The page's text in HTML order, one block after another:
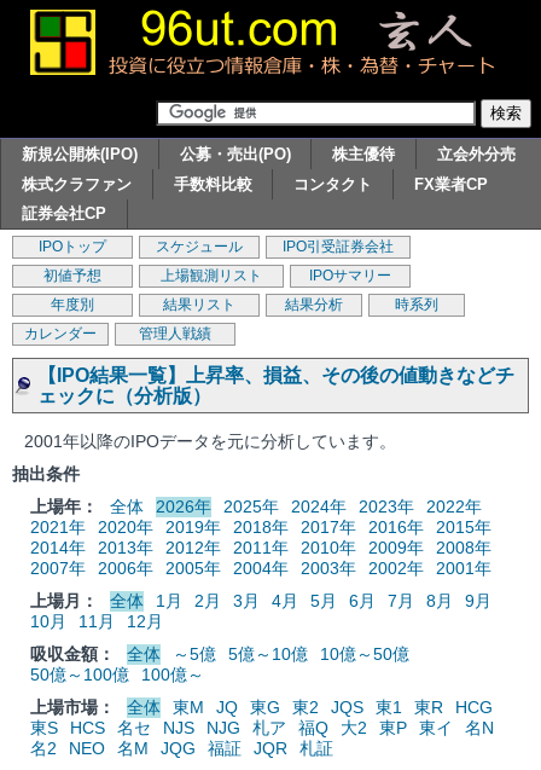
新規公開株(IPO) 公募・売出(PO) 株主優待
立会外分売
株式クラファン
手数料比較 コンタクト
FX業者CP
証券会社CP
IPOトップ スケジュール
IPO引受証券会社
初値予想
上場観測リスト
IPOサマリー
年度別
結果リスト 結果分析
時系列
カレンダー
管理人戦績
【IPO結果一覧】上昇率、損益、その後の値動きなどチ
ェックに（分析版）
2001年以降のIPOデータを元に分析しています。
抽出条件
上場年：
全体 2026年 2025年 2024年 2023年
2022年
2021年
2020年 2019年 2018年 2017年 2016年
2015年
2014年
2013年 2012年 2011年 2010年 2009年
2008年
2007年
2006年 2005年 2004年 2003年 2002年
2001年
上場月：
全体 1月 2月 3月 4月 5月 6月 7月 8月
9月
10月
11月
12月
吸収金額：
全体 ～5億 5億～10億
10億～50億
50億～100億
100億～
上場市場：
全体 東M JQ 東G 東2 JQS 東1 東R
HCG
東S
HCS 名セ NJS NJG 札ア 福Q 大2 東P 東イ
名N
名2
NEO 名M JQG 福証 JQR
札証